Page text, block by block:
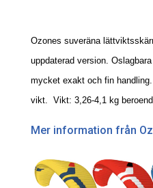
Ozones suveräna
uppdaterad version.
mycket exakt och fin handling.
vikt. Vikt: 3,26-4,1 kg
Mer information från